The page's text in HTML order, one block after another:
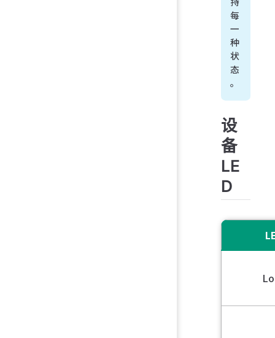
每
一
种
状
态
。
设
备
LE
D